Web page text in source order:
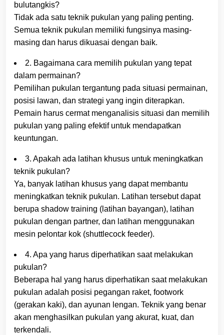
bulutangkis?
Tidak ada satu teknik pukulan yang paling penting.
Semua teknik pukulan memiliki fungsinya masing-
masing dan harus dikuasai dengan baik.
2. Bagaimana cara memilih pukulan yang tepat
dalam permainan?
Pemilihan pukulan tergantung pada situasi permainan,
posisi lawan, dan strategi yang ingin diterapkan.
Pemain harus cermat menganalisis situasi dan memilih
pukulan yang paling efektif untuk mendapatkan
keuntungan.
3. Apakah ada latihan khusus untuk meningkatkan
teknik pukulan?
Ya, banyak latihan khusus yang dapat membantu
meningkatkan teknik pukulan. Latihan tersebut dapat
berupa shadow training (latihan bayangan), latihan
pukulan dengan partner, dan latihan menggunakan
mesin pelontar kok (shuttlecock feeder).
4. Apa yang harus diperhatikan saat melakukan
pukulan?
Beberapa hal yang harus diperhatikan saat melakukan
pukulan adalah posisi pegangan raket, footwork
(gerakan kaki), dan ayunan lengan. Teknik yang benar
akan menghasilkan pukulan yang akurat, kuat, dan
terkendali.